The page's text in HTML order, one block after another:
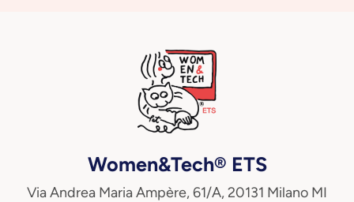
Women&Tech® ETS
Via Andrea Maria Ampère, 61/A, 20131 Milano MI